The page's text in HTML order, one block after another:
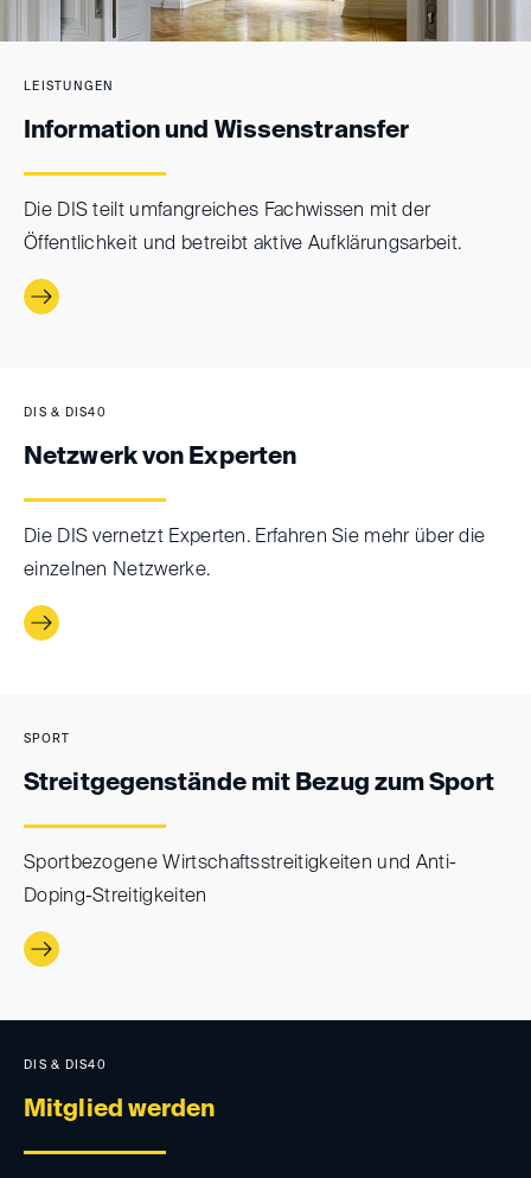
LEISTUNGEN
Information und Wissenstransfer
Die DIS teilt umfangreiches Fachwissen mit der
Öffentlichkeit und betreibt aktive Aufklärungsarbeit.
DIS & DIS40
Netzwerk von Experten
Die DIS vernetzt Experten. Erfahren Sie mehr über die
einzelnen Netzwerke.
SPORT
Streitgegenstände mit Bezug zum Sport
Sportbezogene Wirtschaftsstreitigkeiten und Anti-
Doping-Streitigkeiten
DIS & DIS40
Mitglied werden